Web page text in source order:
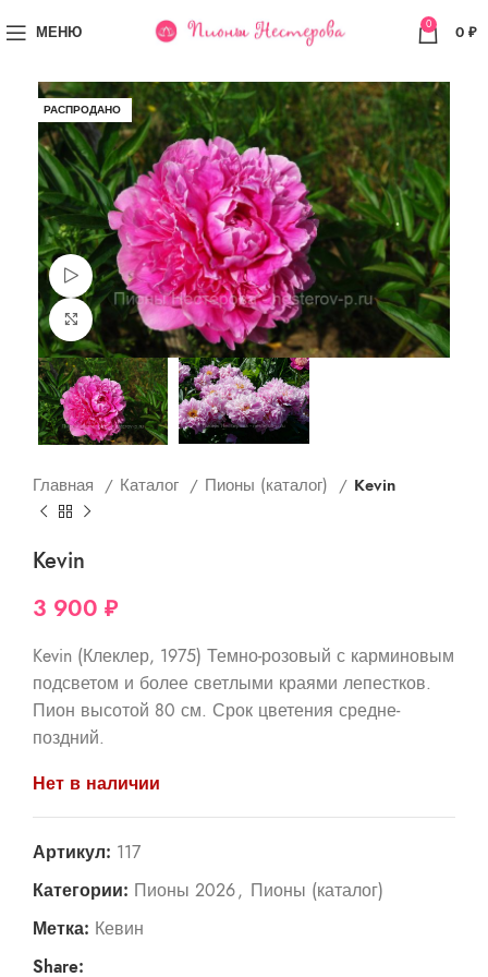
МЕНЮ 0 0 ₽
РАСПРОДАНО
Просмотр видео
Увеличить
Главная Каталог Пионы (каталог) Kevin
Kevin
3 900 ₽
Kevin (Клеклер, 1975) Темно-розовый с карминовым
подсветом и более светлыми краями лепестков.
Пион высотой 80 см. Срок цветения средне-
поздний.
Нет в наличии
Артикул: 117
Категории: Пионы 2026, Пионы (каталог)
Метка: Кевин
Share: